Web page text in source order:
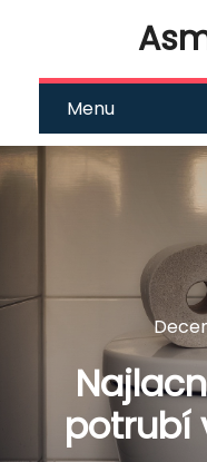
Menu
potrubí